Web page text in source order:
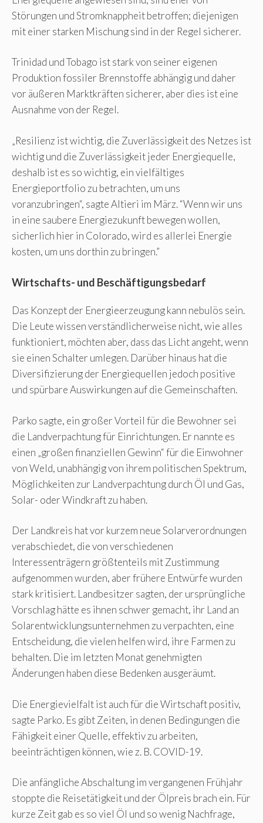
Störungen und Stromknappheit betroffen; diejenigen
mit einer starken Mischung sind in der Regel sicherer.
Trinidad und Tobago ist stark von seiner eigenen
Produktion fossiler Brennstoffe abhängig und daher
vor äußeren Marktkräften sicherer, aber dies ist eine
Ausnahme von der Regel.
„Resilienz ist wichtig, die Zuverlässigkeit des Netzes ist
wichtig und die Zuverlässigkeit jeder Energiequelle,
deshalb ist es so wichtig, ein vielfältiges
Energieportfolio zu betrachten, um uns
voranzubringen“, sagte Altieri im März. “Wenn wir uns
in eine saubere Energiezukunft bewegen wollen,
sicherlich hier in Colorado, wird es allerlei Energie
kosten, um uns dorthin zu bringen.”
Wirtschafts- und Beschäftigungsbedarf
Das Konzept der Energieerzeugung kann nebulös sein.
Die Leute wissen verständlicherweise nicht, wie alles
funktioniert, möchten aber, dass das Licht angeht, wenn
sie einen Schalter umlegen. Darüber hinaus hat die
Diversifizierung der Energiequellen jedoch positive
und spürbare Auswirkungen auf die Gemeinschaften.
Parko sagte, ein großer Vorteil für die Bewohner sei
die Landverpachtung für Einrichtungen. Er nannte es
einen „großen finanziellen Gewinn“ für die Einwohner
von Weld, unabhängig von ihrem politischen Spektrum,
Möglichkeiten zur Landverpachtung durch Öl und Gas,
Solar- oder Windkraft zu haben.
Der Landkreis hat vor kurzem neue Solarverordnungen
verabschiedet, die von verschiedenen
Interessenträgern größtenteils mit Zustimmung
aufgenommen wurden, aber frühere Entwürfe wurden
stark kritisiert. Landbesitzer sagten, der ursprüngliche
Vorschlag hätte es ihnen schwer gemacht, ihr Land an
Solarentwicklungsunternehmen zu verpachten, eine
Entscheidung, die vielen helfen wird, ihre Farmen zu
behalten. Die im letzten Monat genehmigten
Änderungen haben diese Bedenken ausgeräumt.
Die Energievielfalt ist auch für die Wirtschaft positiv,
sagte Parko. Es gibt Zeiten, in denen Bedingungen die
Fähigkeit einer Quelle, effektiv zu arbeiten,
beeinträchtigen können, wie z. B. COVID-19.
Die anfängliche Abschaltung im vergangenen Frühjahr
stoppte die Reisetätigkeit und der Ölpreis brach ein. Für
kurze Zeit gab es so viel Öl und so wenig Nachfrage,